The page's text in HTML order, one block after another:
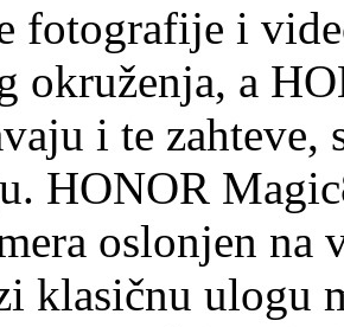
fotografije i
okruženja, a
i te zahteve,
HONOR
oslonjen
klasičnu ulogu